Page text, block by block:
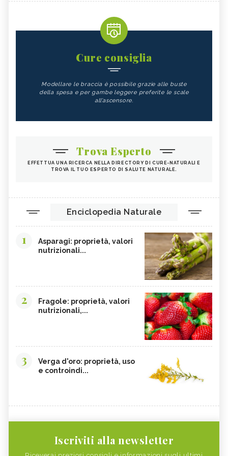
Cure consiglia
Modellare le braccia è possibile grazie alle buste
della spesa e per gambe leggere preferite le scale
all’ascensore.
Trova Esperto
EFFETTUA UNA RICERCA NELLA DIRECTORY DI CURE-NATURALI E
TROVA IL TUO ESPERTO DI SALUTE NATURALE.
Enciclopedia Naturale
1
Asparagi: proprietà, valori
nutrizionali...
2
Fragole: proprietà, valori
nutrizionali,...
3
Verga d'oro: proprietà, uso
e controindi...
Iscriviti alla newsletter